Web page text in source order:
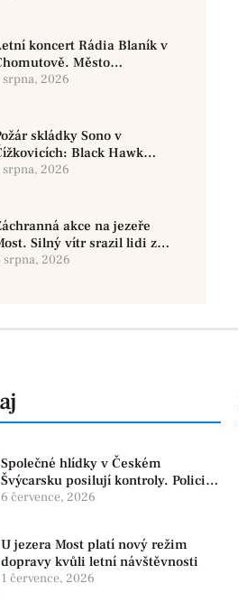
koncert Rádia Blaník v
Město
využít MHD
srpna, 2026
skládky Sono v
Black Hawk
12 shozů vody
srpna, 2026
akce na jezeře
Silný vítr srazil lidi z
dvě osoby se
srpna, 2026
Společné hlídky v Českém
Švýcarsku posilují kontroly. Policie
dohlíží na bezpečnost i ochranu
6 července, 2026
U jezera Most platí nový režim
dopravy kvůli letní návštěvnosti
1 července, 2026